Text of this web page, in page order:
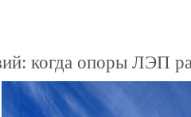
когда опоры ЛЭП